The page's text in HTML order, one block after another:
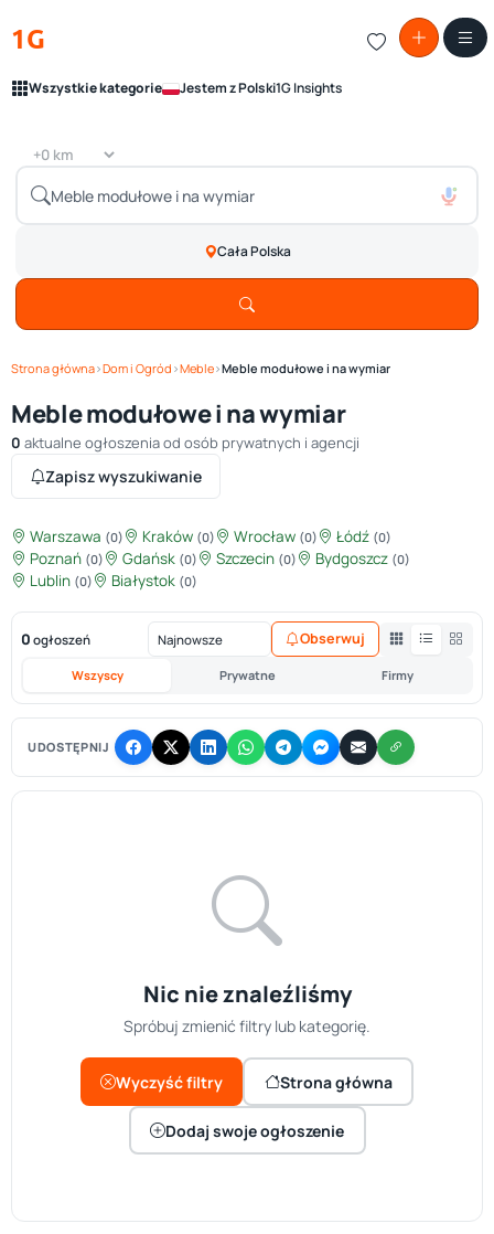
1G
Wszystkie kategorie Jestem z Polski1G Insights
Cała Polska
Strona główna›Dom i Ogród ›Meble›Meble modułowe i na wymiar
Meble modułowe i na wymiar
0 aktualne ogłoszenia od osób prywatnych i agencji
Zapisz wyszukiwanie
Warszawa (0) Kraków (0) Wrocław (0) Łódź (0)
Poznań (0) Gdańsk (0) Szczecin (0) Bydgoszcz (0)
Lublin (0) Białystok (0)
0 ogłoszeń
Wszyscy Prywatne Firmy
Obserwuj
UDOSTĘPNIJ
Nic nie znaleźliśmy
Spróbuj zmienić filtry lub kategorię.
Wyczyść filtry Strona główna
Dodaj swoje ogłoszenie